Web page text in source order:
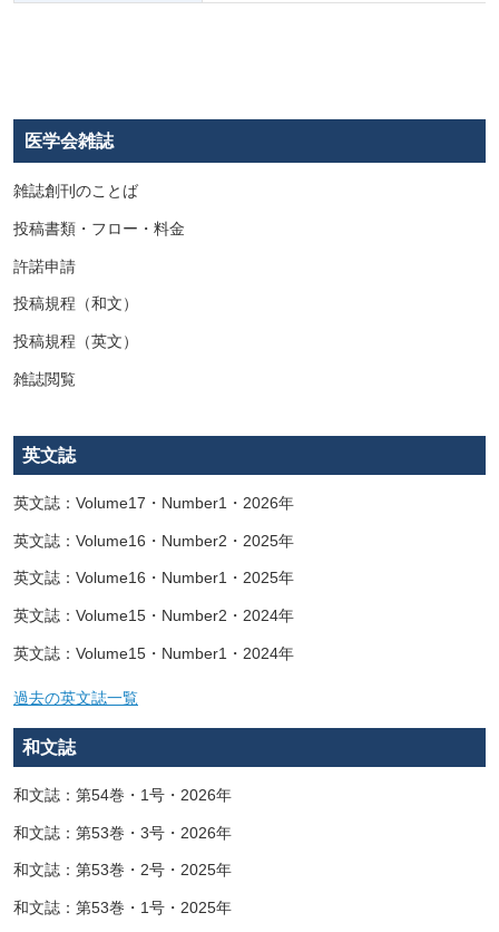
医学会雑誌
雑誌創刊のことば
投稿書類・フロー・料金
許諾申請
投稿規程（和文）
投稿規程（英文）
雑誌閲覧
英文誌
英文誌：Volume17・Number1・2026年
英文誌：Volume16・Number2・2025年
英文誌：Volume16・Number1・2025年
英文誌：Volume15・Number2・2024年
英文誌：Volume15・Number1・2024年
過去の英文誌一覧
和文誌
和文誌：第54巻・1号・2026年
和文誌：第53巻・3号・2026年
和文誌：第53巻・2号・2025年
和文誌：第53巻・1号・2025年